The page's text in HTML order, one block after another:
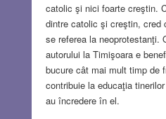
catolic şi nici foarte creştin.
dintre catolic şi creştin, cred
se referea la neoprotestanţi.
autorului la Timişoara e
bucure cât mai mult timp de
contribuie la educaţia
au încredere în el.